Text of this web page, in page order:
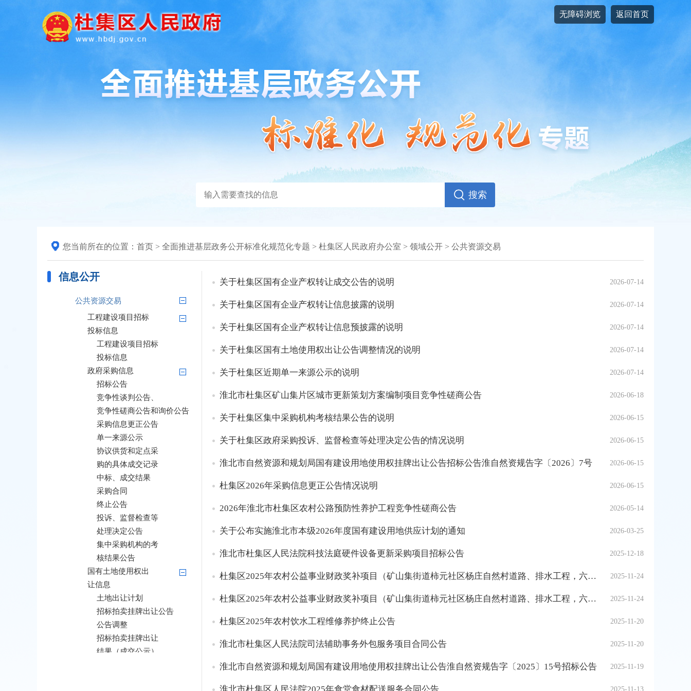
无障碍浏览 返回首页
您当前所在的位置： 首页 > 全面推进基层政务公开标准化规范化专题 > 杜集区人民政府办公室 > 领域公开 > 公共资源交易
信息公开
热点信息
重大建设项目
公共资源交易
工程建设项目招标
投标信息
工程建设项目招标
投标信息
政府采购信息
招标公告
竞争性谈判公告、
竞争性磋商公告和询价公告
采购信息更正公告
单一来源公示
协议供货和定点采
购的具体成交记录
中标、成交结果
采购合同
终止公告
投诉、监督检查等
处理决定公告
集中采购机构的考
核结果公告
国有土地使用权出
让信息
土地出让计划
招标拍卖挂牌出让公告
公告调整
招标拍卖挂牌出让
结果（成交公示）
2026-07-14
关于杜集区国有企业产权转让成交公告的说明
2026-07-14
关于杜集区国有企业产权转让信息披露的说明
2026-07-14
关于杜集区国有企业产权转让信息预披露的说明
2026-07-14
关于杜集区国有土地使用权出让公告调整情况的说明
2026-07-14
关于杜集区近期单一来源公示的说明
2026-06-18
淮北市杜集区矿山集片区城市更新策划方案编制项目竞争性磋商公告
2026-06-15
关于杜集区集中采购机构考核结果公告的说明
2026-06-15
关于杜集区政府采购投诉、监督检查等处理决定公告的情况说明
2026-06-15
淮北市自然资源和规划局国有建设用地使用权挂牌出让公告招标公告淮自然资规告字〔2026〕7号
2026-06-15
杜集区2026年采购信息更正公告情况说明
2026-05-14
2026年淮北市杜集区农村公路预防性养护工程竞争性磋商公告
2026-03-25
关于公布实施淮北市本级2026年度国有建设用地供应计划的通知
2025-12-18
淮北市杜集区人民法院科技法庭硬件设备更新采购项目招标公告
2025-11-24
杜集区2025年农村公益事业财政奖补项目（矿山集街道柿元社区杨庄自然村道路、排水工程，六和社区路面硬化、新建公厕、修下水道工程）合同公告
2025-11-24
杜集区2025年农村公益事业财政奖补项目（矿山集街道柿元社区杨庄自然村道路、排水工程，六和社区路面硬化、新建公厕、修下水道工程）合同公告
2025-11-20
杜集区2025年农村饮水工程维修养护终止公告
2025-11-20
淮北市杜集区人民法院司法辅助事务外包服务项目合同公告
2025-11-19
淮北市自然资源和规划局国有建设用地使用权挂牌出让公告淮自然资规告字〔2025〕15号招标公告
2025-11-13